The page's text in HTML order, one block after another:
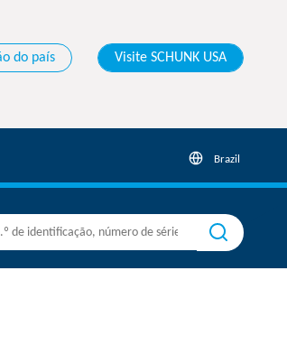
do país Visite SCHUNK USA
Brazil